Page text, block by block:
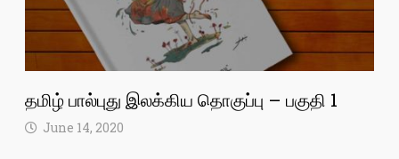
தமிழ் பால்புது இலக்கிய தொகுப்பு – பகுதி 1
June 14, 2020